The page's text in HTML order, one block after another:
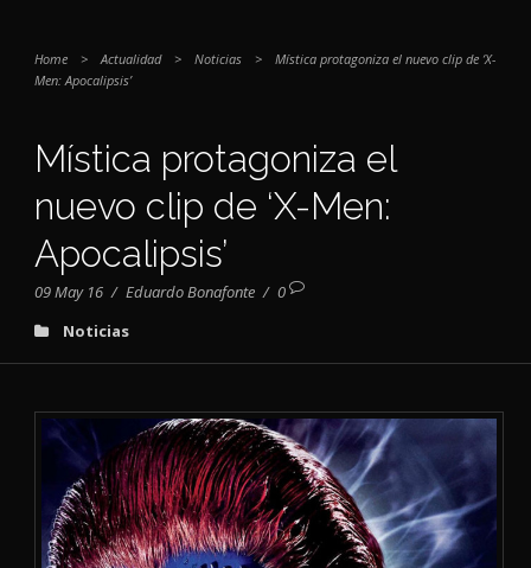
Home > Actualidad > Noticias >
Mística protagoniza el nuevo clip de ‘X-
Men: Apocalipsis’
Mística protagoniza el
nuevo clip de ‘X-Men:
Apocalipsis’
09 May 16 / Eduardo Bonafonte / 0
Noticias